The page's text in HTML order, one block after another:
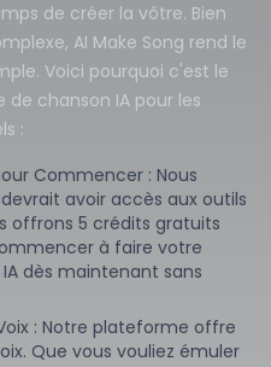
de créer la vôtre. Bien
AI Make Song rend le
Voici pourquoi c'est le
chanson IA pour les
:
Commencer : Nous
avoir accès aux outils
offrons 5 crédits gratuits
à faire votre
dès maintenant sans
: Notre plateforme offre
Que vous vouliez émuler